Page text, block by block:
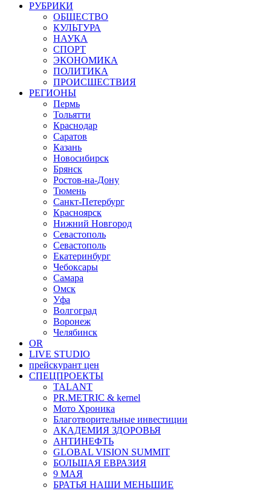
РУБРИКИ
ОБЩЕСТВО
КУЛЬТУРА
НАУКА
СПОРТ
ЭКОНОМИКА
ПОЛИТИКА
ПРОИСШЕСТВИЯ
РЕГИОНЫ
Пермь
Тольятти
Краснодар
Саратов
Казань
Новосибирск
Брянск
Ростов-на-Дону
Тюмень
Санкт-Петербург
Красноярск
Нижний Новгород
Севастополь
Севастополь
Екатеринбург
Чебоксары
Самара
Омск
Уфа
Волгоград
Воронеж
Челябинск
OR
LIVE STUDIO
прейскурант цен
СПЕЦПРОЕКТЫ
TALANT
PR.METRIC & kernel
Мото Хроника
Благотворительные инвестиции
АКАДЕМИЯ ЗДОРОВЬЯ
АНТИНЕФТЬ
GLOBAL VISION SUMMIT
БОЛЬШАЯ ЕВРАЗИЯ
9 МАЯ
БРАТЬЯ НАШИ МЕНЬШИЕ